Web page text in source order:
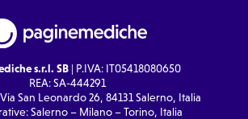
s.r.l. SB| P.IVA: IT05418080650
REA: SA-444291
San Leonardo 26, 84131 Salerno, Italia
Salerno – Milano – Torino, Italia